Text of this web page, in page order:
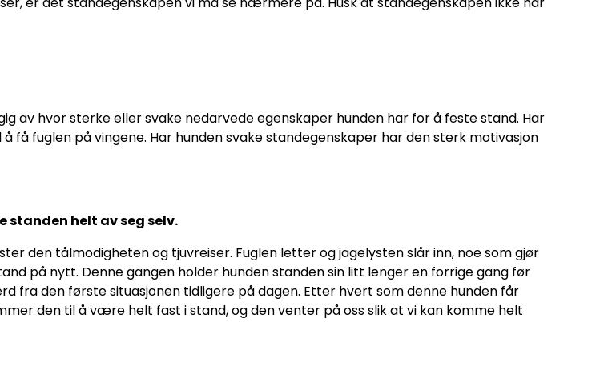
av hvor sterke eller svake nedarvede egenskaper hunden har for å feste stand. Har
få fuglen på vingene. Har hunden svake standegenskaper har den sterk motivasjon
standen helt av seg selv.
den tålmodigheten og tjuvreiser. Fuglen letter og jagelysten slår inn, noe som gjør
på nytt. Denne gangen holder hunden standen sin litt lenger en forrige gang før
fra den første situasjonen tidligere på dagen. Etter hvert som denne hunden får
den til å være helt fast i stand, og den venter på oss slik at vi kan komme helt